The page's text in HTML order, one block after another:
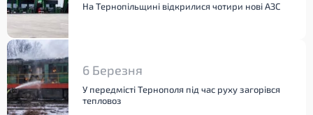
На Тернопільщині відкрилися чотири нові АЗС
6 Березня
У передмісті Тернополя під час руху загорівся
тепловоз